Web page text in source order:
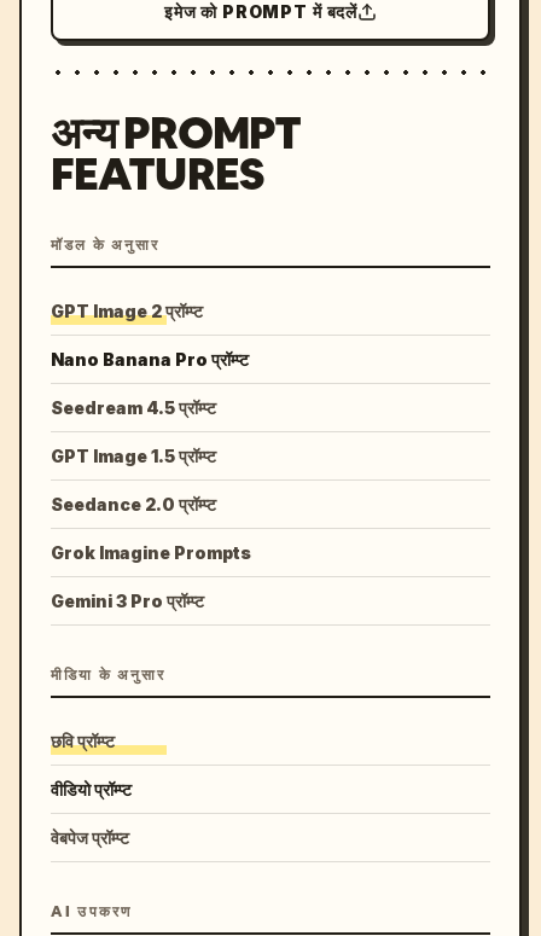
इमेज को PROMPT में बदलें
अन्य PROMPT
FEATURES
मॉडल के अनुसार
GPT Image 2 प्रॉम्प्ट
Nano Banana Pro प्रॉम्प्ट
Seedream 4.5 प्रॉम्प्ट
GPT Image 1.5 प्रॉम्प्ट
Seedance 2.0 प्रॉम्प्ट
Grok Imagine Prompts
Gemini 3 Pro प्रॉम्प्ट
मीडिया के अनुसार
छवि प्रॉम्प्ट
वीडियो प्रॉम्प्ट
वेबपेज प्रॉम्प्ट
AI उपकरण